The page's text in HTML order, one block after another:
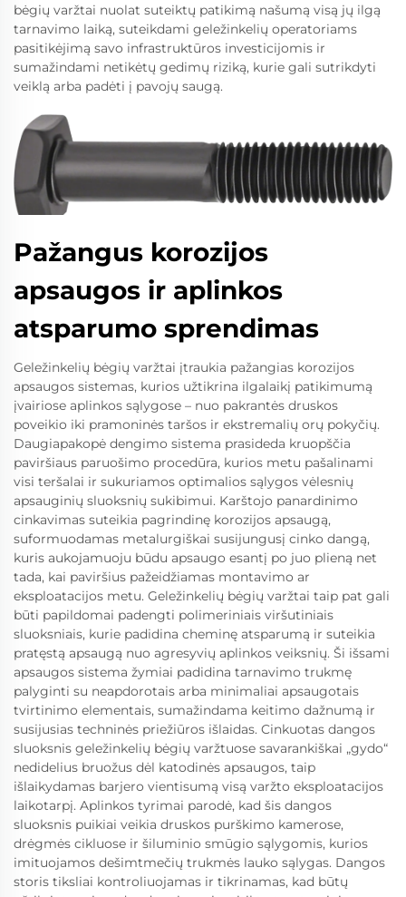
bėgių varžtai nuolat suteiktų patikimą našumą visą jų ilgą
tarnavimo laiką, suteikdami geležinkelių operatoriams
pasitikėjimą savo infrastruktūros investicijomis ir
sumažindami netikėtų gedimų riziką, kurie gali sutrikdyti
veiklą arba padėti į pavojų saugą.
Pažangus korozijos
apsaugos ir aplinkos
atsparumo sprendimas
Geležinkelių bėgių varžtai įtraukia pažangias korozijos
apsaugos sistemas, kurios užtikrina ilgalaikį patikimumą
įvairiose aplinkos sąlygose – nuo pakrantės druskos
poveikio iki pramoninės taršos ir ekstremalių orų pokyčių.
Daugiapakopė dengimo sistema prasideda kruopščia
paviršiaus paruošimo procedūra, kurios metu pašalinami
visi teršalai ir sukuriamos optimalios sąlygos vėlesnių
apsauginių sluoksnių sukibimui. Karštojo panardinimo
cinkavimas suteikia pagrindinę korozijos apsaugą,
suformuodamas metalurgiškai susijungusį cinko dangą,
kuris aukojamuoju būdu apsaugo esantį po juo plieną net
tada, kai paviršius pažeidžiamas montavimo ar
eksploatacijos metu. Geležinkelių bėgių varžtai taip pat gali
būti papildomai padengti polimeriniais viršutiniais
sluoksniais, kurie padidina cheminę atsparumą ir suteikia
pratęstą apsaugą nuo agresyvių aplinkos veiksnių. Ši išsami
apsaugos sistema žymiai padidina tarnavimo trukmę
palyginti su neapdorotais arba minimaliai apsaugotais
tvirtinimo elementais, sumažindama keitimo dažnumą ir
susijusias techninės priežiūros išlaidas. Cinkuotas dangos
sluoksnis geležinkelių bėgių varžtuose savarankiškai „gydo“
nedidelius bruožus dėl katodinės apsaugos, taip
išlaikydamas barjero vientisumą visą varžto eksploatacijos
laikotarpį. Aplinkos tyrimai parodė, kad šis dangos
sluoksnis puikiai veikia druskos purškimo kamerose,
drėgmės cikluose ir šiluminio smūgio sąlygomis, kurios
imituojamos dešimtmečių trukmės lauko sąlygas. Dangos
storis tiksliai kontroliuojamas ir tikrinamas, kad būtų